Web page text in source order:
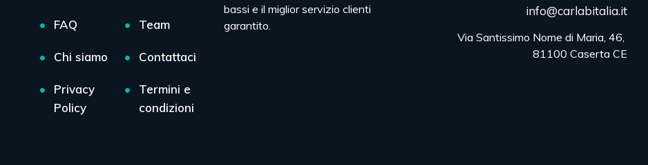
FAQ Team
Chi siamo Contattaci
Privacy
Policy
Termini e
condizioni
bassi e il miglior servizio clienti
garantito.
info@carlabitalia.it
Via Santissimo Nome di Maria, 46,
81100 Caserta CE